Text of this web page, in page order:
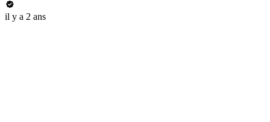
il y a 2 ans